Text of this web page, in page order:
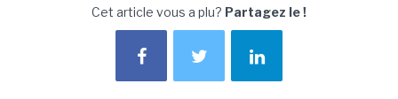
Cet article vous a plu? Partagez le !